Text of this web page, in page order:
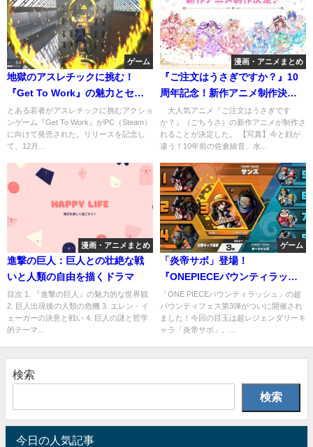
ゲーム
地獄のアスレチックに挑む！
『Get To Work』の魅力とセー
ル情報
とある若者がアスレチックに挑むアクショ
ンゲーム『Get To Work』がPC（Steam）
に向けて発売された。リリースを記念し
て、12月...
漫画・アニメまとめ
『ご注文はうさぎですか？』10
周年記念！新作アニメ制作決定
の速報
大人気アニメ『ご注文はうさぎです
か？』（ごちうさ）の新作アニメが制作さ
れることが決定した。 【写真】今と顔が
違う！10年前の佐倉綾音、水...
漫画・アニメまとめ
進撃の巨人：巨人との壮絶な戦
いと人類の自由を描くドラマ
目次 1. 『進撃の巨人』の魅力的な世界観
2. 巨人出現後の人類の危機 3. エレン・イ
ェーガーの決意と戦い 4. 巨人の謎と哲学
的テーマ...
ゲーム
「炎帝サボ」登場！
『ONEPIECEバウンティラッシ
ュ』超バウンティフェス第3弾の
魅力に迫る
「ONE PIECEバウンティラッシュ」の超
バウンティフェス第3弾がついに開催され
ました！今回の目玉は超レジェンダリーキ
ャラ「炎帝サボ」。...
検索
検索
今日の人気記事